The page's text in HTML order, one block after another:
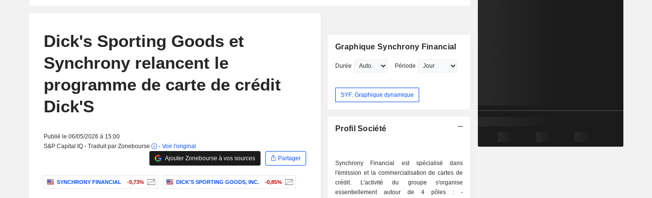
Dick's Sporting Goods et
Synchrony relancent le
programme de carte de crédit
Dick'S
Publié le 06/05/2026 à 15:00
S&P Capital IQ - Traduit par Zonebourse
- Voir l'original
Ajouter Zonebourse à vos sources
Partager
SYNCHRONY FINANCIAL -0,73% DICK'S SPORTING GOODS, INC. -0,85%
Graphique Synchrony Financial
Durée Période
SYF: Graphique dynamique
Profil Société
Synchrony Financial est spécialisé dans
l'émission et la commercialisation de cartes de
crédit. L'activité du groupe s'organise
essentiellement autour de 4 pôles : -